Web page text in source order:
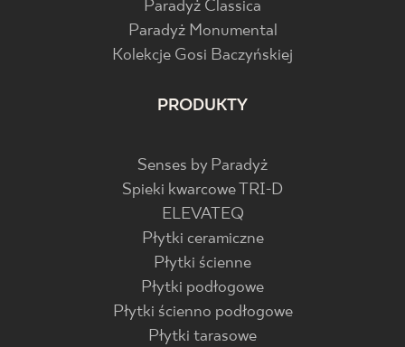
Paradyż Classica
Paradyż Monumental
Kolekcje Gosi Baczyńskiej
PRODUKTY
Senses by Paradyż
Spieki kwarcowe TRI-D
ELEVATEQ
Płytki ceramiczne
Płytki ścienne
Płytki podłogowe
Płytki ścienno podłogowe
Płytki tarasowe